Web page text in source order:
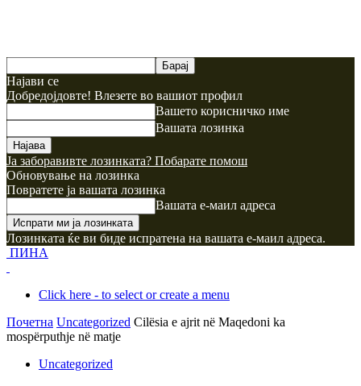
Најави се
Добредојдовте! Влезете во вашиот профил
Вашето корисничко име
Вашата лозинка
Ја заборавивте лозинката? Побарате помош
Обновување на лозинка
Повратете ја вашата лозинка
Вашата е-маил адреса
Лозинката ќе ви биде испратена на вашата е-маил адреса.
ПИНА
Click here - to select or create a menu
Почетна Uncategorized Cilësia e ajrit në Maqedoni ka
mospërputhje në matje
Uncategorized